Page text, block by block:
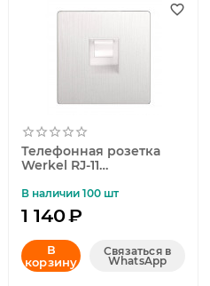
Телефонная розетка
Werkel RJ-11
рифленый W1182013
4690389172731
В наличии 100 шт
1 140₽
В
корзину
Связаться в
WhatsApp